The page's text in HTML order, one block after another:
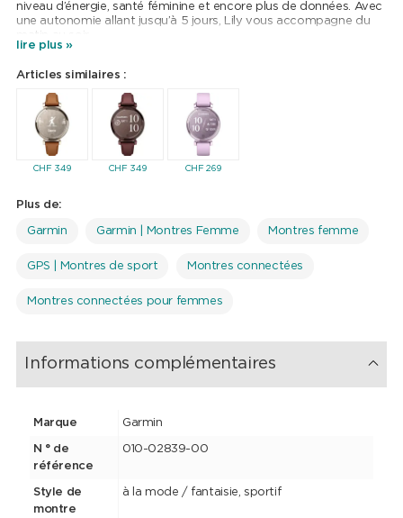
niveau d’énergie, santé féminine et encore plus de données. Avec
une autonomie allant jusqu’à 5 jours, Lily vous accompagne du
lire plus »
Articles similaires :
CHF349 CHF349 CHF269
Plus de:
Garmin Garmin | Montres Femme Montres femme
GPS | Montres de sport Montres connectées
Montres connectées pour femmes
Informations complémentaires
Marque Garmin
N ° de
référence
010-02839-00
Style de
montre
à la mode / fantaisie, sportif